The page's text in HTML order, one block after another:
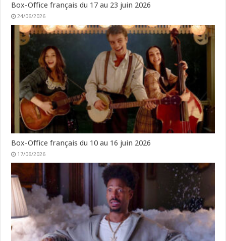
Box-Office français du 17 au 23 juin 2026
24/06/2026
Box-Office français du 10 au 16 juin 2026
17/06/2026